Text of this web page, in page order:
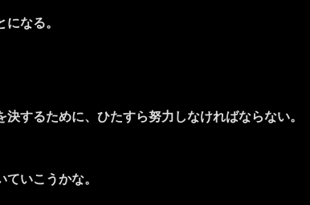
なる。
するために、ひたすら努力しなければならない。
いこうかな。